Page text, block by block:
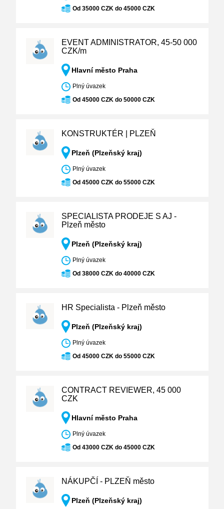
Od 35000 CZK do 45000 CZK
EVENT ADMINISTRATOR, 45-50 000
CZK/m
Hlavní město Praha
Plný úvazek
Od 45000 CZK do 50000 CZK
KONSTRUKTÉR | PLZEŇ
Plzeň (Plzeňský kraj)
Plný úvazek
Od 45000 CZK do 55000 CZK
SPECIALISTA PRODEJE S AJ -
Plzeň město
Plzeň (Plzeňský kraj)
Plný úvazek
Od 38000 CZK do 40000 CZK
HR Specialista - Plzeň město
Plzeň (Plzeňský kraj)
Plný úvazek
Od 45000 CZK do 55000 CZK
CONTRACT REVIEWER, 45 000
CZK
Hlavní město Praha
Plný úvazek
Od 43000 CZK do 45000 CZK
NÁKUPČÍ - PLZEŇ město
Plzeň (Plzeňský kraj)